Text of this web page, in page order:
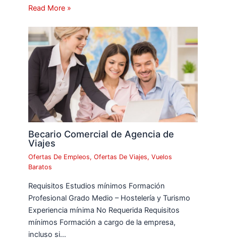
Read More »
Becario Comercial de Agencia de
Viajes
Ofertas De Empleos,Ofertas De Viajes,Vuelos
Baratos
Requisitos Estudios mínimos Formación
Profesional Grado Medio – Hostelería y Turismo
Experiencia mínima No Requerida Requisitos
mínimos Formación a cargo de la empresa,
incluso si…